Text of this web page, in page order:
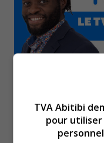
Voici l’actualité de
Le TVA 12 h 15 et le
TVA Abitibi
pour utiliser